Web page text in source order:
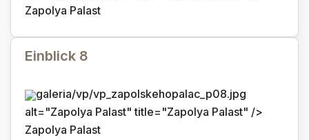
Zapolya Palast
Einblick 8
galeria/vp/vp_zapolskehopalac_p08.jpg
alt="Zapolya Palast" title="Zapolya Palast" />
Zapolya Palast